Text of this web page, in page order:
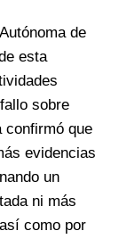
de
esta
sobre
confirmó que
evidencias
un
ni más
como por